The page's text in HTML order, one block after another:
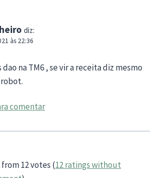
diz:
às 22:36
dao na TM6 , se vir a receita diz mesmo
comentar
from 12 votes (12 ratings without